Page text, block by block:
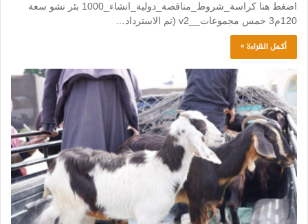
اضغط هنا كراسة_شروط_مناقصة_دولية_انشاء_1000 بئر نشو سعة
120م3 خمس مجموعات__v2 (تم الاسترداد…
أكمل القراءة »